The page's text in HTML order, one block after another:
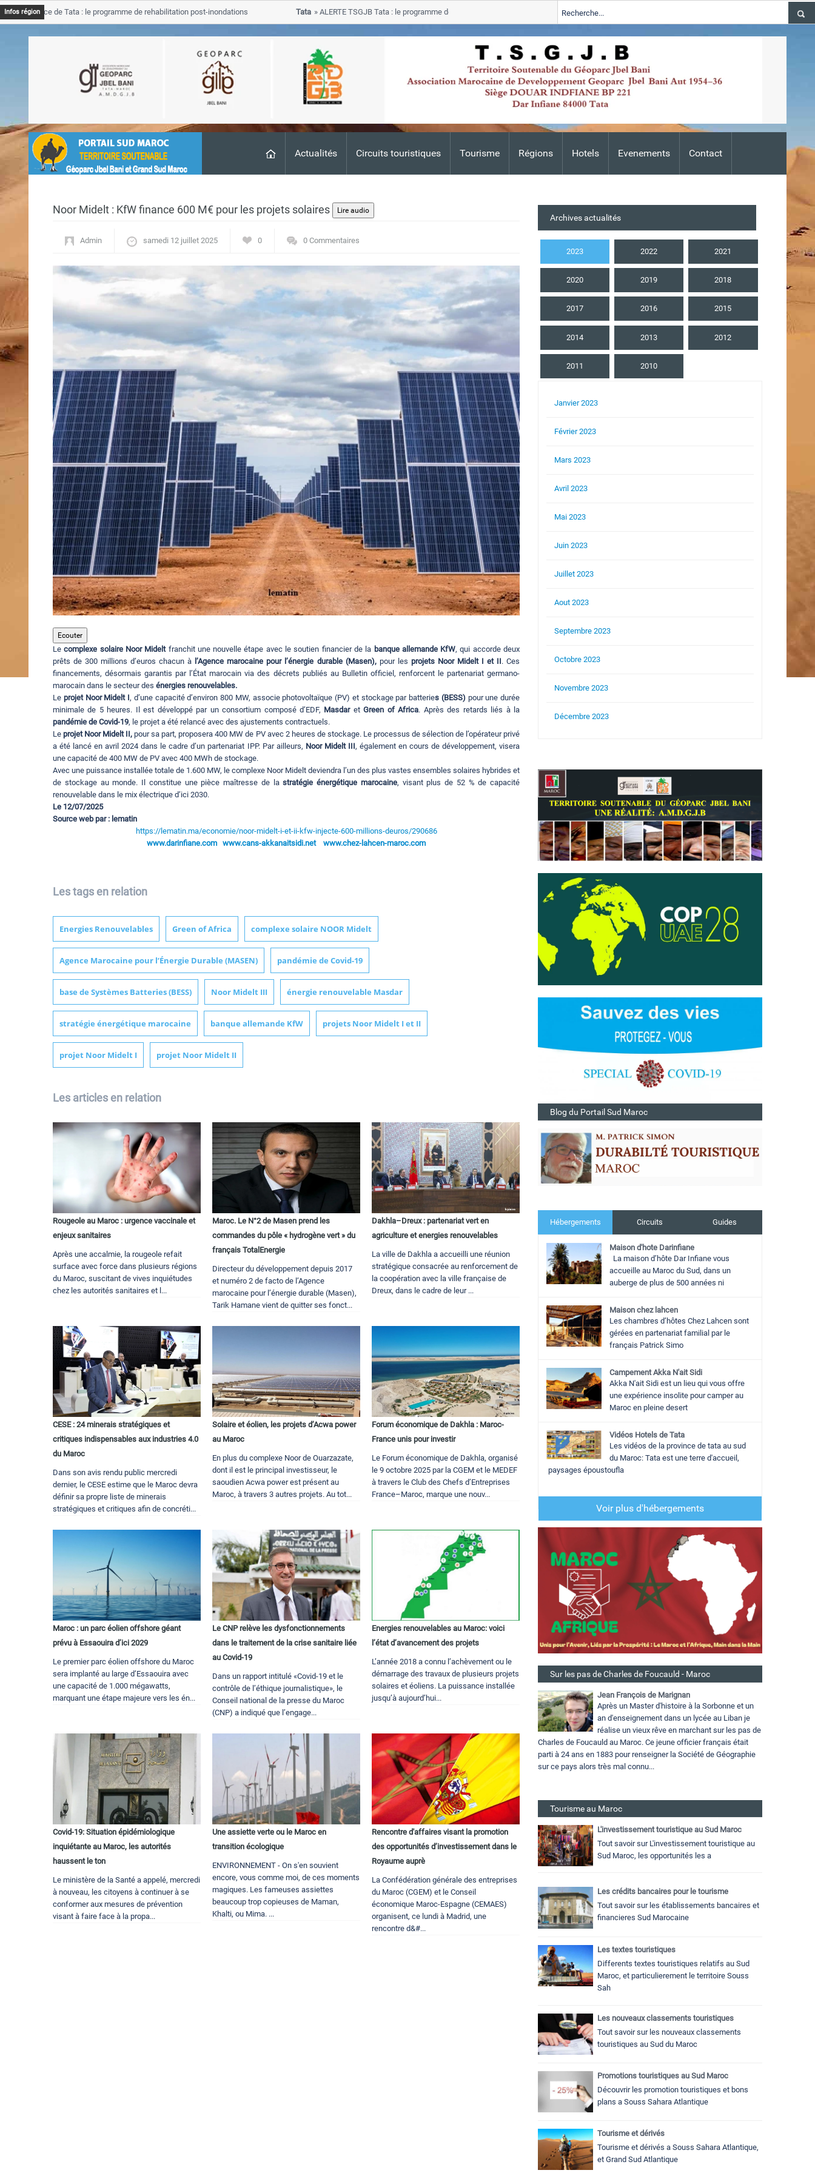
Actualités Circuits touristiques Tourisme Régions Hotels Evenements Contact
Infos région
Province de Tata : le programme de rehabilitation post-inondations
ALERTE TSGJB Tata : le programme de rehabilitation post-inondations 2024-2026
progresse dans les zones sinistrees
ALERTE TSGJB Tata : l’ANDZOA lance une
Adis
Noor Midelt : KfW finance 600 M€ pour les projets solaires
Admin samedi 12 juillet 2025 0 0 Commentaires
Ecouter
Lecomplexe solaire Noor Mideltfranchit une nouvelle étape avec le soutien financier de la banque allemande KfW, qui accorde deux
prêts de 300 millions d’euros chacun à l’Agence marocaine pour l’énergie durable (Masen),pour les projets Noor Midelt I et II. Ces
financements, désormais garantis par l’État marocain via des décrets publiés au Bulletin officiel, renforcent le partenariat germano-
marocain dans le secteur des énergies renouvelables.
Le projet Noor Midelt I, d’une capacité d’environ 800 MW, associe photovoltaïque (PV) et stockage par batteries (BESS) pour une durée
minimale de 5 heures. Il est développé par un consortium composé d’EDF, MasdaretGreen of Africa. Après des retards liés à la
pandémie de Covid-19, le projet a été relancé avec des ajustements contractuels.
Leprojet Noor Midelt II, pour sa part, proposera 400 MW de PV avec 2 heures de stockage. Le processus de sélection de l’opérateur privé
a été lancé en avril 2024 dans le cadre d’un partenariat IPP. Par ailleurs, Noor Midelt III, également en cours de développement, visera
une capacité de 400 MW de PV avec 400 MWh de stockage.
Avec une puissance installée totale de 1.600 MW, le complexe Noor Midelt deviendra l’un des plus vastes ensembles solaires hybrides et
de stockage au monde. Il constitue une pièce maîtresse de lastratégie énergétique marocaine, visant plus de 52 % de capacité
renouvelable dans le mix électrique d’ici 2030.
Le 12/07/2025
Source web par : lematin
https://lematin.ma/economie/noor-midelt-i-et-ii-kfw-injecte-600-millions-deuros/290686
www.darinfiane.com www.cans-akkanaitsidi.net www.chez-lahcen-maroc.com
Les tags en relation
Energies Renouvelables Green of Africa complexe solaire NOOR Midelt
Agence Marocaine pour l’Énergie Durable (MASEN) pandémie de Covid-19
base de Systèmes Batteries (BESS) Noor Midelt III énergie renouvelable Masdar
stratégie énergétique marocaine banque allemande KfW projets Noor Midelt I et II
projet Noor Midelt I projet Noor Midelt II
Les articles en relation
Rougeole au Maroc : urgence vaccinale et
enjeux sanitaires
Après une accalmie, la rougeole refait
surface avec force dans plusieurs régions
du Maroc, suscitant de vives inquiétudes
chez les autorités sanitaires et l...
Maroc. Le N°2 de Masen prend les
commandes du pôle « hydrogène vert » du
français TotalEnergie
Directeur du développement depuis 2017
et numéro 2 de facto de l’Agence
marocaine pour l’énergie durable (Masen),
Tarik Hamane vient de quitter ses fonct...
Dakhla–Dreux : partenariat vert en
agriculture et energies renouvelables
La ville de Dakhla a accueilli une réunion
stratégique consacrée au renforcement de
la coopération avec la ville française de
Dreux, dans le cadre de leur ...
CESE : 24 minerais stratégiques et
critiques indispensables aux industries 4.0
du Maroc
Dans son avis rendu public mercredi
dernier, le CESE estime que le Maroc devra
définir sa propre liste de minerais
stratégiques et critiques afin de concréti...
Solaire et éolien, les projets d’Acwa power
au Maroc
En plus du complexe Noor de Ouarzazate,
dont il est le principal investisseur, le
saoudien Acwa power est présent au
Maroc, à travers 3 autres projets. Au tot...
Forum économique de Dakhla : Maroc-
France unis pour investir
Le Forum économique de Dakhla, organisé
le 9 octobre 2025 par la CGEM et le MEDEF
à travers le Club des Chefs d’Entreprises
France–Maroc, marque une nouv...
Maroc : un parc éolien offshore géant
prévu à Essaouira d’ici 2029
Le premier parc éolien offshore du Maroc
sera implanté au large d’Essaouira avec
une capacité de 1.000 mégawatts,
marquant une étape majeure vers les én...
Le CNP relève les dysfonctionnements
dans le traitement de la crise sanitaire liée
au Covid-19
Dans un rapport intitulé «Covid-19 et le
contrôle de l’éthique journalistique», le
Conseil national de la presse du Maroc
(CNP) a indiqué que l’engage...
Energies renouvelables au Maroc: voici
l’état d’avancement des projets
L’année 2018 a connu l’achèvement ou le
démarrage des travaux de plusieurs projets
solaires et éoliens. La puissance installée
jusqu’à aujourd’hui...
Covid-19: Situation épidémiologique
inquiétante au Maroc, les autorités
haussent le ton
Le ministère de la Santé a appelé, mercredi
à nouveau, les citoyens à continuer à se
conformer aux mesures de prévention
visant à faire face à la propa...
Une assiette verte ou le Maroc en
transition écologique
ENVIRONNEMENT - On s'en souvient
encore, vous comme moi, de ces moments
magiques. Les fameuses assiettes
beaucoup trop copieuses de Maman,
Khalti, ou Mima. ...
Rencontre d'affaires visant la promotion
des opportunités d’investissement dans le
Royaume auprè
La Confédération générale des entreprises
du Maroc (CGEM) et le Conseil
économique Maroc-Espagne (CEMAES)
organisent, ce lundi à Madrid, une
rencontre d&#...
Archives actualités
2023 2022 2021
2020 2019 2018
2017 2016 2015
2014 2013 2012
2011 2010
Janvier 2023
Février 2023
Mars 2023
Avril 2023
Mai 2023
Juin 2023
Juillet 2023
Aout 2023
Septembre 2023
Octobre 2023
Novembre 2023
Décembre 2023
Blog du Portail Sud Maroc
Hébergements Circuits Guides
Maison d'hote Darinfiane
La maison d’hôte Dar Infiane vous
accueille au Maroc du Sud, dans un
auberge de plus de 500 années ni
Maison chez lahcen
Les chambres d’hôtes Chez Lahcen sont
gérées en partenariat familial par le
français Patrick Simo
Campement Akka N'ait Sidi
Akka N'ait Sidi est un lieu qui vous offre
une expérience insolite pour camper au
Maroc en pleine desert
Vidéos Hotels de Tata
Les vidéos de la province de tata au sud
du Maroc: Tata est une terre d'accueil,
paysages époustoufla
Voir plus d'hébergements
Sur les pas de Charles de Foucauld - Maroc
Jean François de Marignan
Après un Master d'histoire à la Sorbonne et un
an d'enseignement dans un lycée au Liban je
réalise un vieux rêve en marchant sur les pas de
Charles de Foucauld au Maroc. Ce jeune officier français était
parti à 24 ans en 1883 pour renseigner la Société de Géographie
sur ce pays alors très mal connu...
Tourisme au Maroc
L'investissement touristique au Sud Maroc
Tout savoir sur L'investissement touristique au
Sud Maroc, les opportunités les a
Les crédits bancaires pour le tourisme
Tout savoir sur les établissements bancaires et
financieres Sud Marocaine
Les textes touristiques
Differents textes touristiques relatifs au Sud
Maroc, et particulierement le territoire Souss
Sah
Les nouveaux classements touristiques
Tout savoir sur les nouveaux classements
touristiques au Sud du Maroc
Promotions touristiques au Sud Maroc
Découvrir les promotion touristiques et bons
plans a Souss Sahara Atlantique
Tourisme et dérivés
Tourisme et dérivés a Souss Sahara Atlantique,
et Grand Sud Atlantique